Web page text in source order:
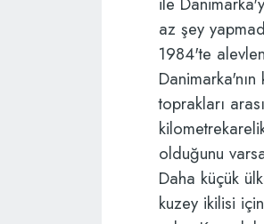
az şey
1984'te
toprakları
olduğunu
Daha küçük
kuzey ikilisi